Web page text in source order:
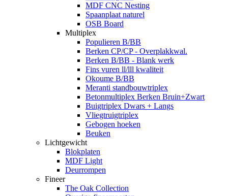
MDF CNC Nesting
Spaanplaat naturel
OSB Board
Multiplex
Populieren B/BB
Berken CP/CP - Overplakkwal.
Berken B/BB - Blank werk
Fins vuren ll/lll kwaliteit
Okoume B/BB
Meranti standbouwtriplex
Betonmultiplex Berken Bruin+Zwart
Buigtriplex Dwars + Langs
Vliegtruigtriplex
Gebogen hoeken
Beuken
Lichtgewicht
Blokplaten
MDF Light
Deurrompen
Fineer
The Oak Collection